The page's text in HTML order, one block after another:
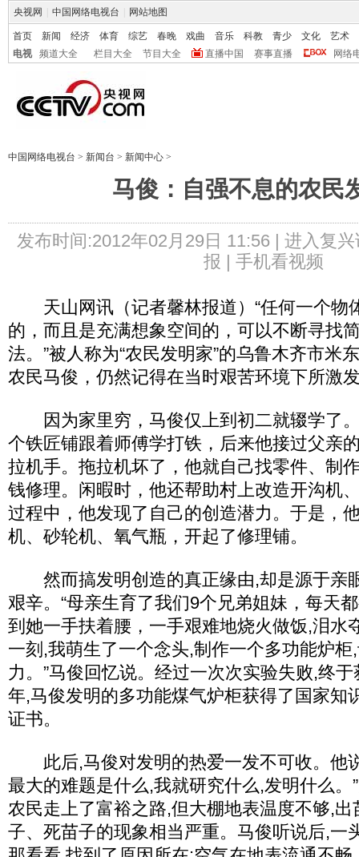
央视网 中国网络电视台 网站地图
首页 新闻 经济 体育 综艺 春晚 戏曲 音乐 科教 青少 文化
艺术
电视
频道大全 栏目大全 节目大全 直播中国 赛事直播 网络
中国网络电视台 > 新闻台 > 新闻中心 >
马俊：自强不息的农民
发布时间:2012年02月29日 11:56 | 进入复兴
报 | 手机看视频
天山网讯（记者馨林报道）“任何一个物
的，而且是充满想象空间的，可以不断寻找
法。”被人称为“农民发明家”的乌鲁木齐市米
农民马俊，仍然记得在当时艰苦环境下所激
因为家里穷，马俊仅上到初二就辍学了
个铁匠铺跟着师傅学打铁，后来他接过父亲
拉机手。拖拉机坏了，他就自己找零件、制
钱修理。闲暇时，他还帮助村上改造开沟机
过程中，他发现了自己的创造潜力。于是，
机、砂轮机、氧气瓶，开起了修理铺。
然而搞发明创造的真正缘由,却是源于亲
艰辛。“母亲生育了我们9个兄弟姐妹，每天
到她一手扶着腰，一手艰难地烧火做饭,泪水
一刻,我萌生了一个念头,制作一个多功能炉
力。”马俊回忆说。经过一次次实验失败,终
年,马俊发明的多功能煤气炉柜获得了国家知
证书。
此后,马俊对发明的热爱一发不可收。他
最大的难题是什么,我就研究什么,发明什么。
农民走上了富裕之路,但大棚地表温度不够,
子、死苗子的现象相当严重。马俊听说后,一